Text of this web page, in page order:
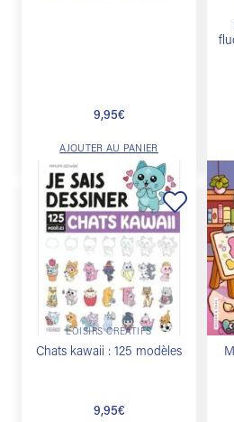
9,95€
AJOUTER AU PANIER
Ajouter
à la
liste de
souhaits
LOISIRS CRÉATIFS
Chats kawaii : 125 modèles
9,95€